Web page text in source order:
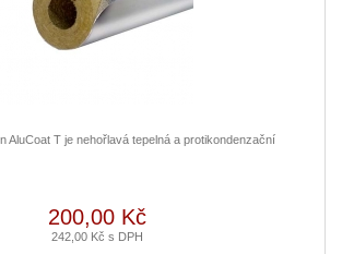
AluCoat T je nehořlavá tepelná a protikondenzační
200,00 Kč
242,00 Kč s DPH